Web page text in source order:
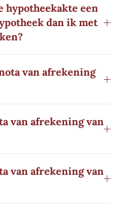
hypotheekakte een
dan ik met
van afrekening
van afrekening van
van afrekening van